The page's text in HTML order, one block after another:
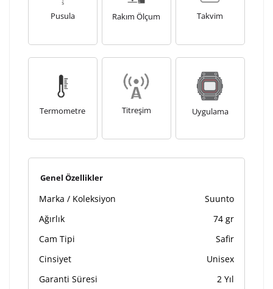
Pusula Rakım Ölçum Takvim
Termometre Titreşim Uygulama
Genel Özellikler
Marka / Koleksiyon
Suunto
Ağırlık
74 gr
Cam Tipi
Safir
Cinsiyet
Unisex
Garanti Süresi
2 Yıl